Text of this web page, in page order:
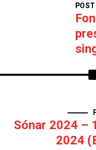
Sónar 2024 –
2024